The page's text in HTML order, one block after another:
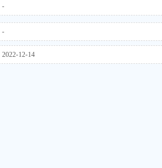
-
-
2022-12-14